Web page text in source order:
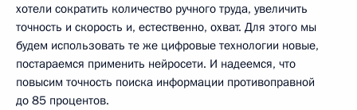
хотели сократить количество ручного труда, увеличить
точность и скорость и, естественно, охват. Для этого мы
будем использовать те же цифровые технологии новые,
постараемся применить нейросети. И надеемся, что
повысим точность поиска информации противоправной
до 85 процентов.